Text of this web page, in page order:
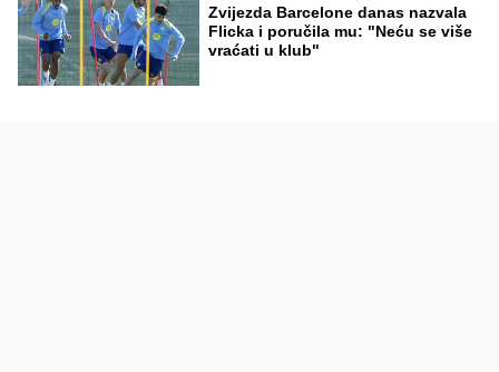
Zvijezda Barcelone danas nazvala
Flicka i poručila mu: "Neću se više
vraćati u klub"